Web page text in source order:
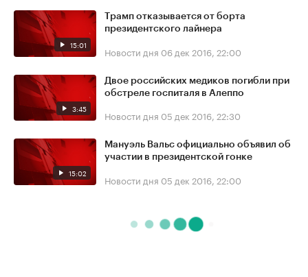
15:01
Трамп отказывается от борта
президентского лайнера
Новости дня 06 дек 2016, 22:00
3:45
Двое российских медиков погибли при
обстреле госпиталя в Алеппо
Новости дня 05 дек 2016, 22:30
15:02
Мануэль Вальс официально объявил об
участии в президентской гонке
Новости дня 05 дек 2016, 22:00